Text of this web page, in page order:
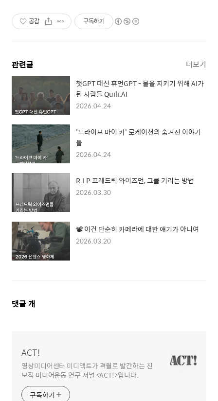
공감 구독하기
관련글 더보기
챗GPT 대신 휴먼GPT - 물을 지키기 위해 AI가
된 사람들 Quili.AI
2026.04.24
'드라이브 마이 카' 로케이션의 숨겨진 이야기
들
2026.04.24
R.I.P 프레드릭 와이즈먼, 그를 기리는 방법
2026.03.30
📽️ 이건 단순히 카메라에 대한 얘기가 아니여
2026.03.20
댓
댓글 개
ACT!
영상미디어센터 미디액트가 격월로 발간하는 진
보적 미디어운동 연구 저널 <ACT!>입니다.
구독하기